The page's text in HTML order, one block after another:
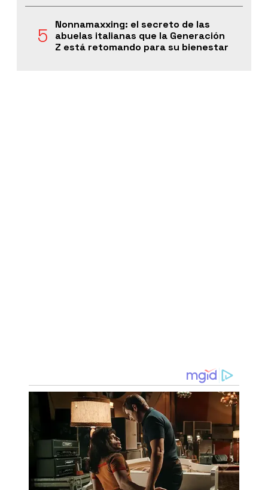
Nonnamaxxing: el secreto de las
abuelas italianas que la Generación
Z está retomando para su bienestar